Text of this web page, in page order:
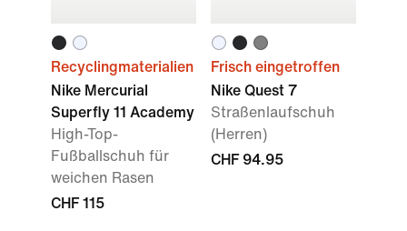
Recyclingmaterialien
Nike Mercurial
Superfly 11 Academy
High-Top-
Fußballschuh für
weichen Rasen
CHF 115
Frisch eingetroffen
Nike Quest 7
Straßenlaufschuh
(Herren)
CHF 94.95